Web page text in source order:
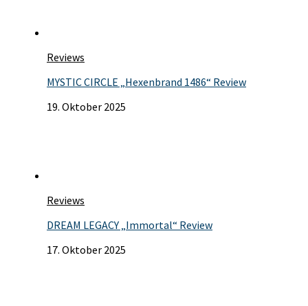
Reviews
MYSTIC CIRCLE „Hexenbrand 1486“ Review
19. Oktober 2025
Reviews
DREAM LEGACY „Immortal“ Review
17. Oktober 2025